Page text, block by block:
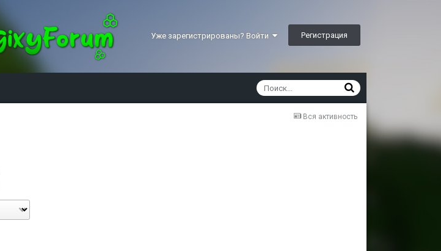
Уже зарегистрированы? Войти Регистрация
Вся активность